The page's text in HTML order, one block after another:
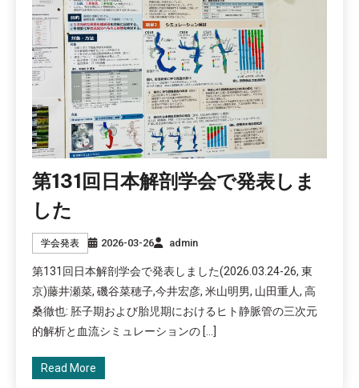
第131回日本解剖学会で発表しま
した
学会発表 2026-03-26 admin
第131回日本解剖学会で発表しました(2026.03.24-26, 東
京)藤井瀬菜, 磯谷菜穂子,今井宏彦, 米山明男, 山田重人, 高
桑徹也: 胚子期および胎児期におけるヒト静脈管の三次元
的解析と血流シミュレーションの […]
Read More